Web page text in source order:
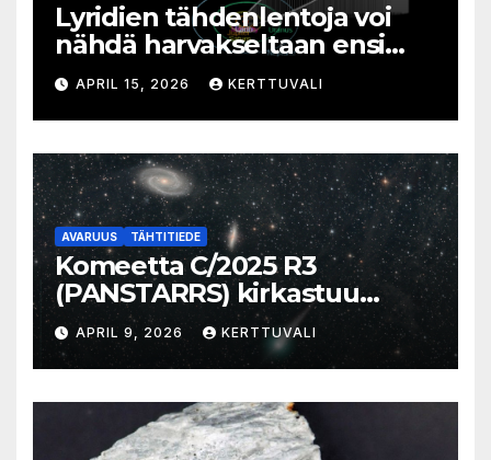
Lyridien tähdenlentoja voi
nähdä harvakseltaan ensi
viikolla
APRIL 15, 2026 KERTTUVALI
AVARUUS TÄHTITIEDE
Komeetta C/2025 R3
(PANSTARRS) kirkastuu
aamutaivaalla
APRIL 9, 2026 KERTTUVALI